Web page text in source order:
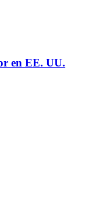
en EE. UU.